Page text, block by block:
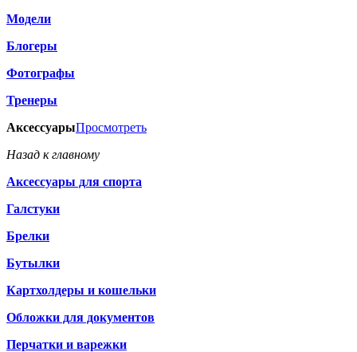
Модели
Блогеры
Фотографы
Тренеры
АксессуарыПросмотреть
Назад к главному
Аксессуары для спорта
Галстуки
Брелки
Бутылки
Картхолдеры и кошельки
Обложки для документов
Перчатки и варежки